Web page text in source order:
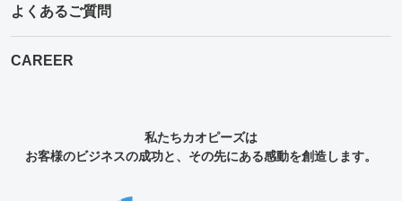
よくあるご質問
CAREER
私たちカオピーズは
お客様のビジネスの成功と、その先にある感動を創造します。